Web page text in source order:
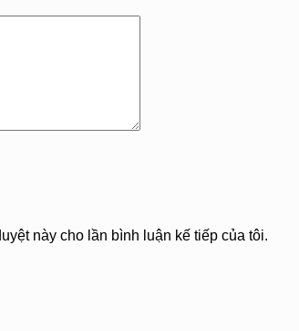
này cho lần bình luận kế tiếp của tôi.